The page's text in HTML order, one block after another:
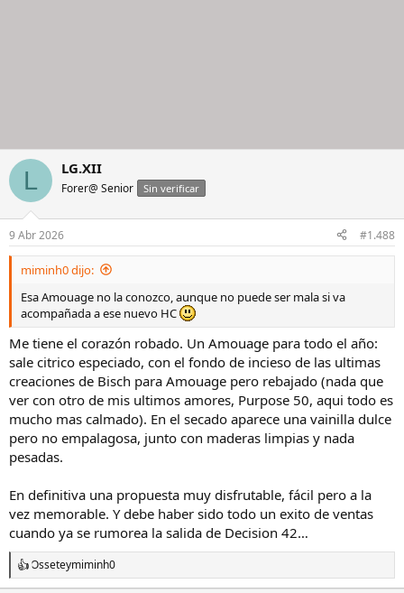
L LG.XII
Forer@ Senior Sin verificar
9 Abr 2026 #1.488
miminh0 dijo:
Esa Amouage no la conozco, aunque no puede ser mala si va
acompañada a ese nuevo HC
Me tiene el corazón robado. Un Amouage para todo el año:
sale citrico especiado, con el fondo de incieso de las ultimas
creaciones de Bisch para Amouage pero rebajado (nada que
ver con otro de mis ultimos amores, Purpose 50, aqui todo es
mucho mas calmado). En el secado aparece una vainilla dulce
pero no empalagosa, junto con maderas limpias y nada
pesadas.
En definitiva una propuesta muy disfrutable, fácil pero a la
vez memorable. Y debe haber sido todo un exito de ventas
cuando ya se rumorea la salida de Decision 42…
R
e
Osseteymiminh0